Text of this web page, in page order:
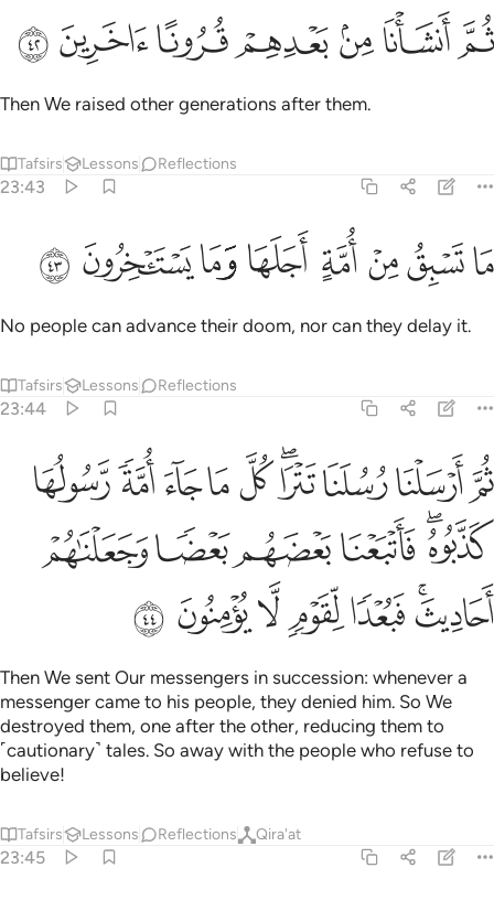
ثم انشانا من بعدهم قرونا اخرين ٤٢
ثُمَّ أَنشَأْنَا مِنۢ بَعْدِهِمْ قُرُونًا ءَاخَرِينَ ٤٢
ﳙﳚﳛﳜﳝﳞﳟ
Then We raised other generations after them.
Tafsirs Lessons Reflections
23:43
ما تسبق من امة اجلها وما يستاخرون ٤٣
مَا تَسْبِقُ مِنْ أُمَّةٍ أَجَلَهَا وَمَا يَسْتَـْٔخِرُونَ ٤٣
ﱁﱂﱃﱄ ﱅﱆﱇ ﱈ
No people can advance their doom, nor can they delay it.
Tafsirs Lessons Reflections
23:44
ثم ارسلنا رسلنا تترى كل ما جاء امة رسولها كذبوه فاتبعنا بعضهم بعضا
ثُمَّ أَرْسَلْنَا رُسُلَنَا تَتْرَا ۖ كُلَّ مَا جَآءَ أُمَّةًۭ رَّسُولُهَا كَذَّبُوهُ ۚ فَأَتْبَعْنَا
ﱉﱊﱋﱌﱍﱎﱏﱐﱑﱒ
ﱓﱔﱕﱖﱗﱘ
ﱙﱚﱛﱜﱝﱞ ﱟ
Then We sent Our messengers in succession: whenever a
messenger came to his people, they denied him. So We
destroyed them, one after the other, reducing them to
˹cautionary˺ tales. So away with the people who refuse to
believe!
Tafsirs Lessons Reflections Qira'at
23:45